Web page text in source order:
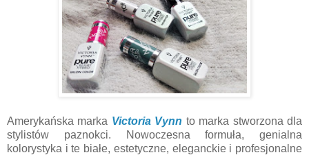
Amerykańska marka Victoria Vynn to marka stworzona dla
stylistów paznokci. Nowoczesna formuła, genialna
kolorystyka i te białe, estetyczne, eleganckie i profesjonalne